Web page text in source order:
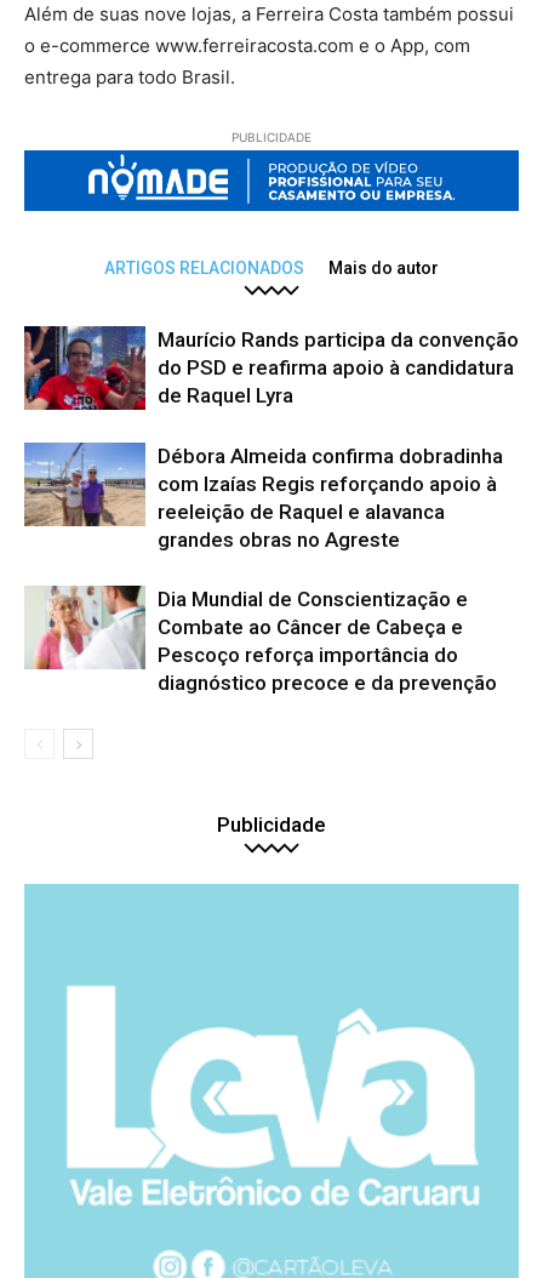
Além de suas nove lojas, a Ferreira Costa também possui
o e-commerce www.ferreiracosta.com e o App, com
entrega para todo Brasil.
PUBLICIDADE
ARTIGOS RELACIONADOS Mais do autor
Maurício Rands participa da convenção
do PSD e reafirma apoio à candidatura
de Raquel Lyra
Débora Almeida confirma dobradinha
com Izaías Regis reforçando apoio à
reeleição de Raquel e alavanca
grandes obras no Agreste
Dia Mundial de Conscientização e
Combate ao Câncer de Cabeça e
Pescoço reforça importância do
diagnóstico precoce e da prevenção
Publicidade